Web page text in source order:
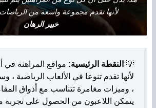
لأنها تقدم مجموعة واسعة من
خبير الرهان
💡 النقطة الرئيسية: مواقع المراهنة في
لأنها تقدم تنوعا في الألعاب الرياضية ،
، وميزات مغامرة تتناسب مع أذواق
يتمكن اللاعبون من الحصول على تجربة